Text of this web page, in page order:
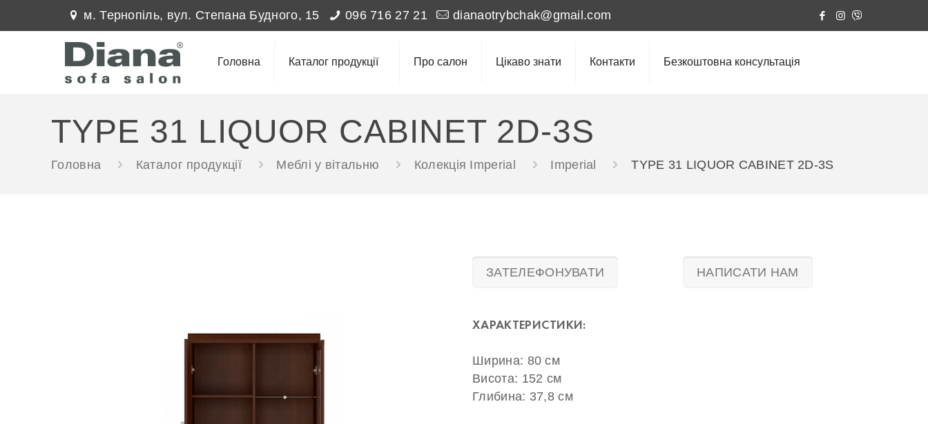
м. Тернопіль, вул. Степана Будного, 15 096 716 27 21 dianaotrybchak@gmail.com
Головна Каталог продукції Про салон Цікаво знати Контакти Безкоштовна консультація
TYPE 31 LIQUOR CABINET 2D-3S
Головна Каталог продукції Меблі у вітальню Колекція Imperial Imperial TYPE 31 LIQUOR CABINET 2D-3S
ЗАТЕЛЕФОНУВАТИ НАПИСАТИ НАМ
ХАРАКТЕРИСТИКИ:
Ширина: 80 см
Висота: 152 см
Глибина: 37,8 см